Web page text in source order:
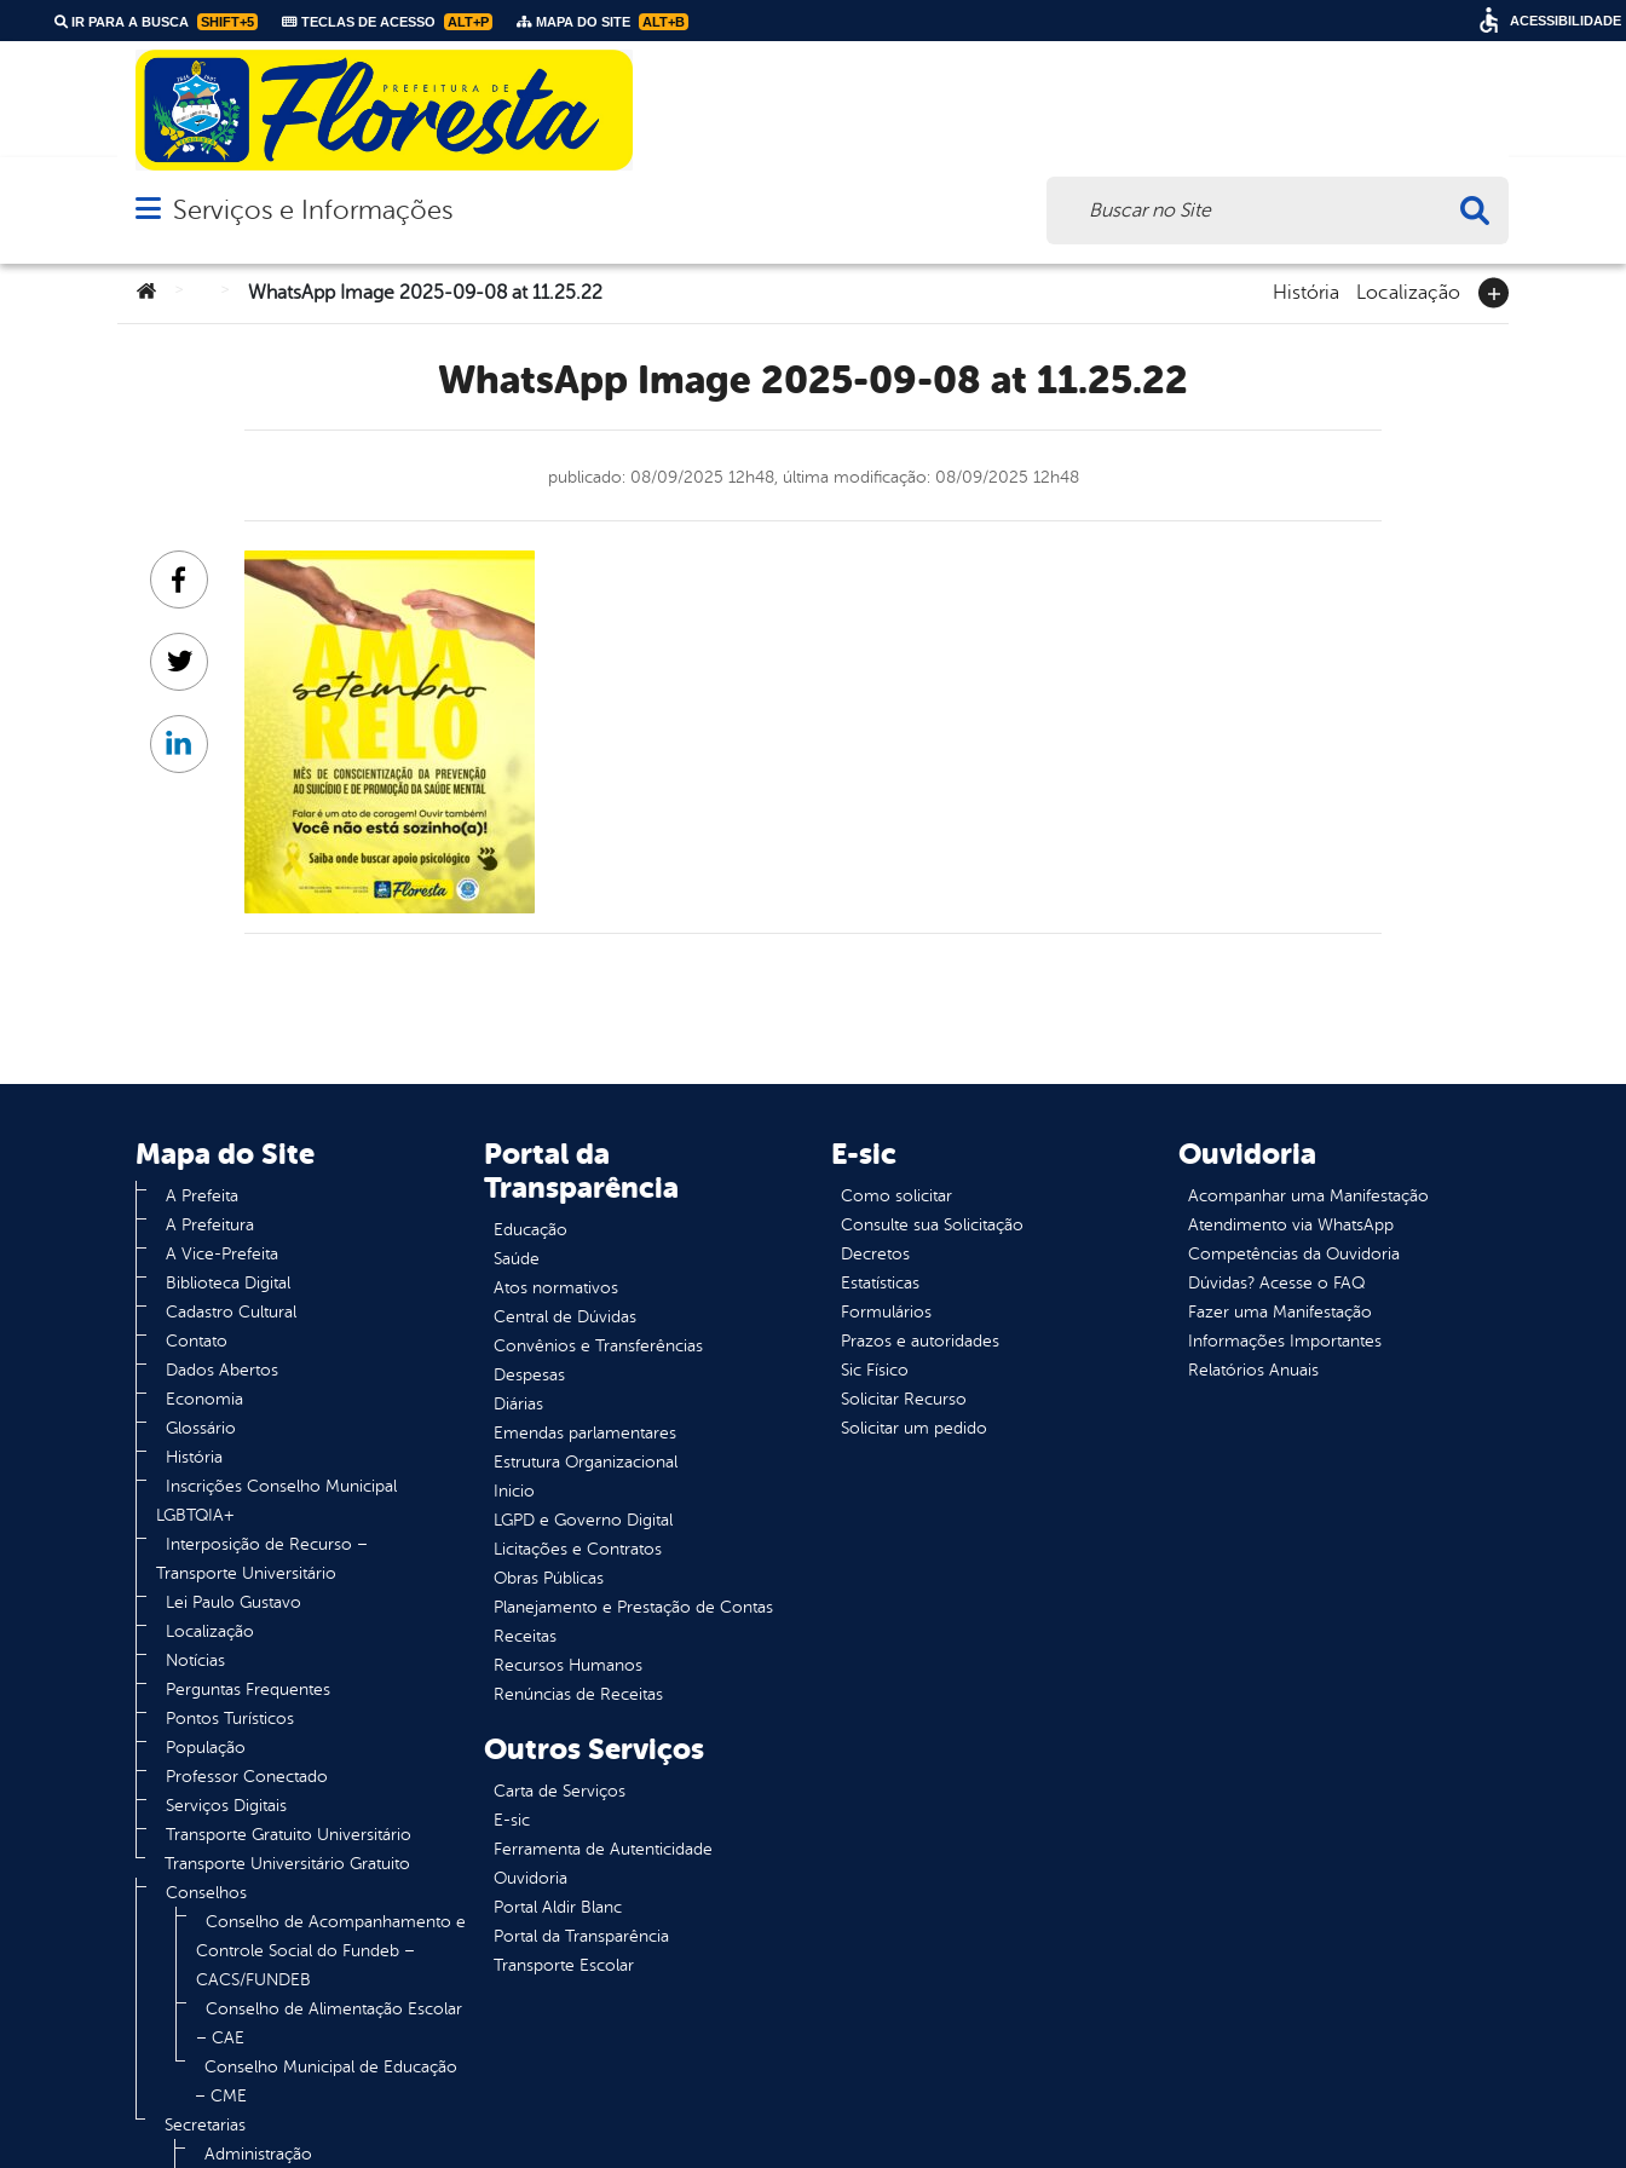
IR PARA A BUSCA SHIFT+5 TECLAS DE ACESSO ALT+P MAPA DO SITE ALT+B
Abrir menu principal de navegação
Serviços e Informações
Você está aqui:WhatsApp Image 2025-09-08 at 11.25.22 História Localização
WhatsApp Image 2025-09-08 at 11.25.22
publicado: 08/09/2025 12h48, última modificação: 08/09/2025 12h48
Facebook
Twitter
Linkedin
Mapa do Site
A Prefeita
A Prefeitura
A Vice-Prefeita
Biblioteca Digital
Cadastro Cultural
Contato
Dados Abertos
Economia
Glossário
História
Inscrições Conselho Municipal
LGBTQIA+
Interposição de Recurso –
Transporte Universitário
Lei Paulo Gustavo
Localização
Notícias
Perguntas Frequentes
Pontos Turísticos
População
Professor Conectado
Serviços Digitais
Transporte Gratuito Universitário
Transporte Universitário Gratuito
Conselhos
Conselho de Acompanhamento e
Controle Social do Fundeb –
CACS/FUNDEB
Conselho de Alimentação Escolar
– CAE
Conselho Municipal de Educação
– CME
Secretarias
Administração
Portal da
Transparência
Educação
Saúde
Atos normativos
Central de Dúvidas
Convênios e Transferências
Despesas
Diárias
Emendas parlamentares
Estrutura Organizacional
Inicio
LGPD e Governo Digital
Licitações e Contratos
Obras Públicas
Planejamento e Prestação de Contas
Receitas
Recursos Humanos
Renúncias de Receitas
E-sic
Como solicitar
Consulte sua Solicitação
Decretos
Estatísticas
Formulários
Prazos e autoridades
Sic Físico
Solicitar Recurso
Solicitar um pedido
Ouvidoria
Acompanhar uma Manifestação
Atendimento via WhatsApp
Competências da Ouvidoria
Dúvidas? Acesse o FAQ
Fazer uma Manifestação
Informações Importantes
Relatórios Anuais
Outros Serviços
Carta de Serviços
E-sic
Ferramenta de Autenticidade
Ouvidoria
Portal Aldir Blanc
Portal da Transparência
Transporte Escolar
ACESSIBILIDADE